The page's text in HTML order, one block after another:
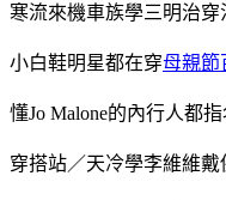
寒流來機車族學三明治穿
小白鞋明星都在穿母親節
懂Jo Malone的內行人都
穿搭站／天冷學李維維戴